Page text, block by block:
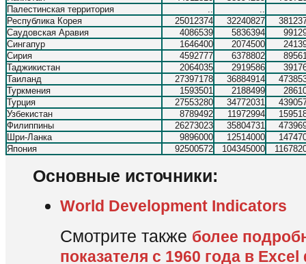
Палестинская территория
..
..
Республика Корея
25012374 32240827
Саудовская Аравия
4086539 5836394
Сингапур
1646400 2074500
Сирия
4592777 6378802
Таджикистан
2064035 2919586
Таиланд
27397178 36884914
Туркмения
1593501 2188499
Турция
27553280 34772031
Узбекистан
8789492 11972994
Филиппины
26273023 35804731
Шри-Ланка
9896000 12514000
Япония
92500572 104345000
Основные источники:
World Development Indicators
Смотрите также более
показателя с 1960 года в